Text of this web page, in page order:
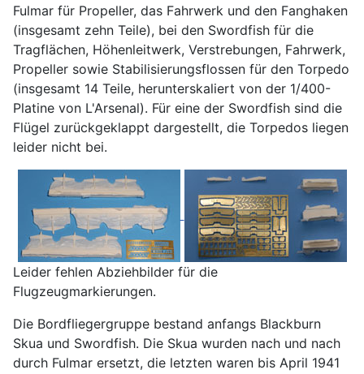
Fulmar für Propeller, das Fahrwerk und den Fanghaken
(insgesamt zehn Teile), bei den Swordfish für die
Tragflächen, Höhenleitwerk, Verstrebungen, Fahrwerk,
Propeller sowie Stabilisierungsflossen für den Torpedo
(insgesamt 14 Teile, herunterskaliert von der 1/400-
Platine von L'Arsenal). Für eine der Swordfish sind die
Flügel zurückgeklappt dargestellt, die Torpedos liegen
leider nicht bei.
Leider fehlen Abziehbilder für die
Flugzeugmarkierungen.
Die Bordfliegergruppe bestand anfangs Blackburn
Skua und Swordfish. Die Skua wurden nach und nach
durch Fulmar ersetzt, die letzten waren bis April 1941